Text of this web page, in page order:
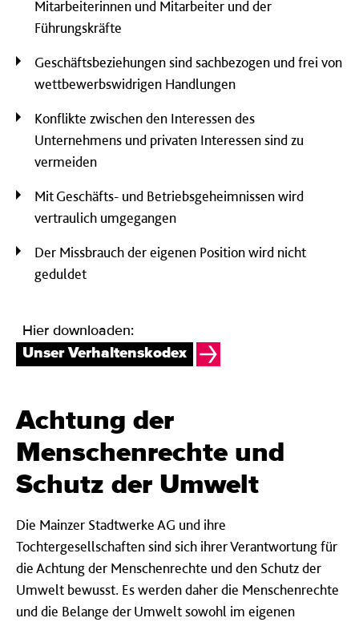
Mitarbeiterinnen und Mitarbeiter und der
Führungskräfte
Geschäftsbeziehungen sind sachbezogen und frei von
wettbewerbswidrigen Handlungen
Konflikte zwischen den Interessen des
Unternehmens und privaten Interessen sind zu
vermeiden
Mit Geschäfts- und Betriebsgeheimnissen wird
vertraulich umgegangen
Der Missbrauch der eigenen Position wird nicht
geduldet
Hier downloaden:
Unser Verhaltenskodex
Achtung der
Menschenrechte und
Schutz der Umwelt
Die Mainzer Stadtwerke AG und ihre
Tochtergesellschaften sind sich ihrer Verantwortung für
die Achtung der Menschenrechte und den Schutz der
Umwelt bewusst. Es werden daher die Menschenrechte
und die Belange der Umwelt sowohl im eigenen